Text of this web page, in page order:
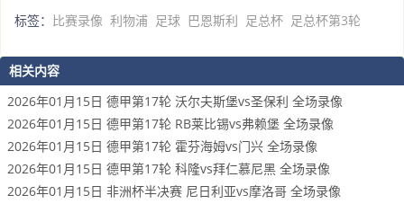
标签： 比赛录像 利物浦 足球 巴恩斯利 足总杯 足总杯第3轮
相关内容
2026年01月15日 德甲第17轮 沃尔夫斯堡vs圣保利 全场录像
2026年01月15日 德甲第17轮 RB莱比锡vs弗赖堡 全场录像
2026年01月15日 德甲第17轮 霍芬海姆vs门兴 全场录像
2026年01月15日 德甲第17轮 科隆vs拜仁慕尼黑 全场录像
2026年01月15日 非洲杯半决赛 尼日利亚vs摩洛哥 全场录像